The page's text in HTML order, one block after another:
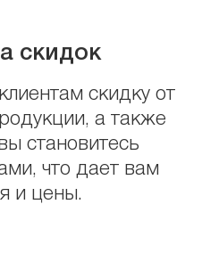
скидок
скидку от
а также
становитесь
что дает вам
и цены.